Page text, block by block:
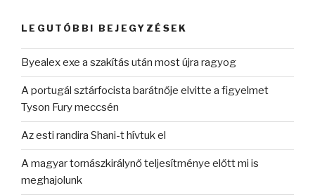
LEGUTÓBBI BEJEGYZÉSEK
Byealex exe a szakítás után most újra ragyog
A portugál sztárfocista barátnője elvitte a figyelmet
Tyson Fury meccsén
Az esti randira Shani-t hívtuk el
A magyar tornászkirálynő teljesítménye előtt mi is
meghajolunk